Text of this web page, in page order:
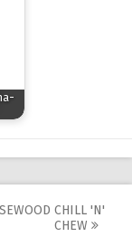
CHILL 'N'
CHEW